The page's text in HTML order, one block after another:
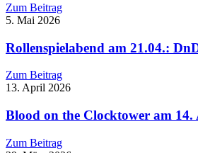
Zum Beitrag
5. Mai 2026
Rollenspielabend am 21.04.:
Zum Beitrag
13. April 2026
Blood on the Clocktower am
Zum Beitrag